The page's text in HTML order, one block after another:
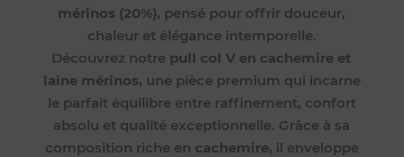
mérinos (20%), pensé pour offrir douceur,
chaleur et élégance intemporelle.
Découvrez notre pull col V en cachemire et
laine mérinos, une pièce premium qui incarne
le parfait équilibre entre raffinement, confort
absolu et qualité exceptionnelle. Grâce à sa
composition riche en cachemire, il enveloppe